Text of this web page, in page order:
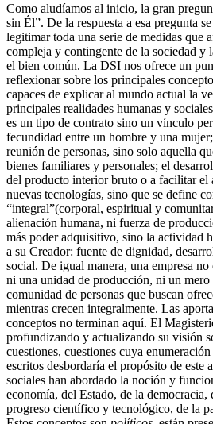
Como aludíamos al inicio, la gran
sin Él”. De la respuesta a esa pregunta
legitimar toda una serie de medidas que
compleja y contingente de la sociedad y
el bien común. La DSI nos ofrece un
reflexionar sobre los principales
capaces de explicar al mundo actual la
principales realidades humanas y
es un tipo de contrato sino un vínculo
fecundidad entre un hombre y una
reunión de personas, sino solo aquella
bienes familiares y personales; el
del producto interior bruto o a facilitar el
nuevas tecnologías, sino que se define
“integral”(corporal, espiritual y
alienación humana, ni fuerza de
más poder adquisitivo, sino la actividad
a su Creador: fuente de dignidad,
social. De igual manera, una empresa
ni una unidad de producción, ni un mero
comunidad de personas que buscan
mientras crecen integralmente. Las
conceptos no terminan aquí. El
profundizando y actualizando su visión
cuestiones, cuestiones cuya
escritos desbordaría el propósito de este
sociales han abordado la noción y
economía, del Estado, de la
progreso científico y tecnológico, de la